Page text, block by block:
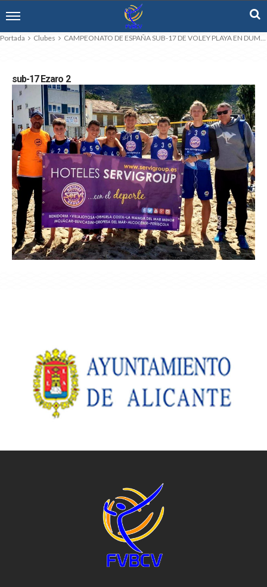
Portada Clubes CAMPEONATO DE ESPAÑA SUB-17 DE VOLEY PLAYA EN DUMBRIA LA CORUÑA.
sub-17 Ezaro 2